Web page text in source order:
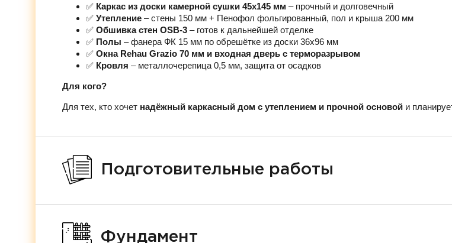
✅ Каркас из доски камерной сушки 45х145 мм – прочный и долговечный
✅ Утепление – стены 150 мм + Пенофол фольгированный, пол и крыша 200 мм
✅ Обшивка стен OSB-3 – готов к дальнейшей отделке
✅ Полы – фанера ФК 15 мм по обрешётке из доски 36х96 мм
✅ Окна Rehau Grazio 70 мм и входная дверь с терморазрывом
✅ Кровля – металлочерепица 0,5 мм, защита от осадков
Для кого?
Для тех, кто хочет надёжный каркасный дом с утеплением и прочной основой и
Подготовительные работы
Фундамент